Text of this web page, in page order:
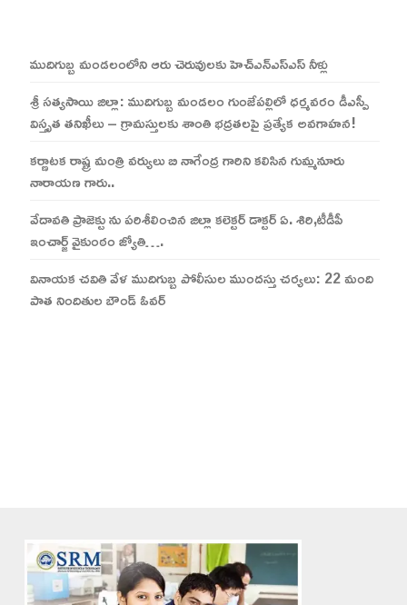
ముదిగుబ్బ మండలంలోని ఆరు చెరువులకు హెచ్ఎన్ఎస్ఎస్ నీళ్లు
శ్రీ సత్యసాయి జిల్లా: ముదిగుబ్బ మండలం గుంజేపల్లిలో ధర్మవరం డీఎస్పీ
విస్తృత తనిఖీలు – గ్రామస్తులకు శాంతి భద్రతలపై ప్రత్యేక అవగాహన!
కర్ణాటక రాష్ట్ర మంత్రి వర్యులు బి నాగేంద్ర గారిని కలిసిన గుమ్మనూరు
నారాయణ గారు..
వేదావతి ప్రాజెక్టు ను పరిశీలించిన జిల్లా కలెక్టర్ డాక్టర్ ఏ. శిరి,టీడీపీ
ఇంచార్జ్ వైకుంఠం జ్యోతి….
వినాయక చవితి వేళ ముదిగుబ్బ పోలీసుల ముందస్తు చర్యలు: 22 మంది
పాత నిందితుల బౌండ్ ఓవర్